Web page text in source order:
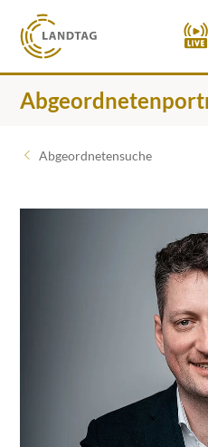
Abgeordnetensuche